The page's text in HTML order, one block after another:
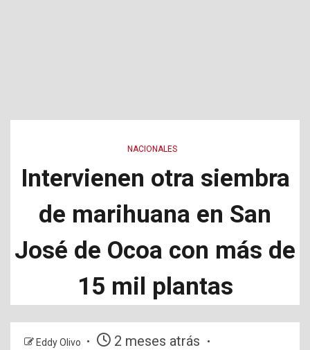
NACIONALES
Intervienen otra siembra
de marihuana en San
José de Ocoa con más de
15 mil plantas
Eddy Olivo 2 meses atrás